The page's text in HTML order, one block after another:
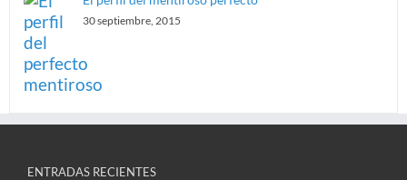
30 septiembre, 2015
ENTRADAS RECIENTES